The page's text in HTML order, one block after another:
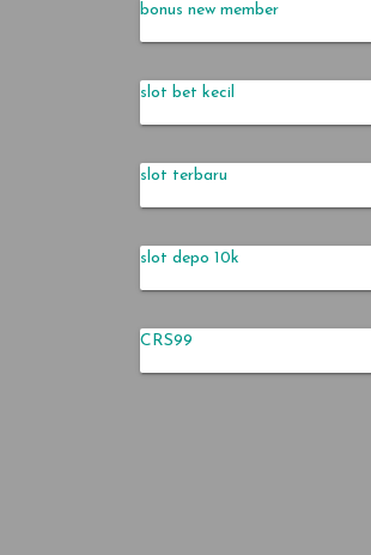
bonus new member
slot bet kecil
slot terbaru
slot depo 10k
CRS99